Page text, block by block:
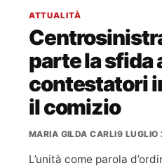
ATTUALITÀ
parte la sfida
contestatori
il comizio
MARIA GILDA CARLI9
L’unità come parola